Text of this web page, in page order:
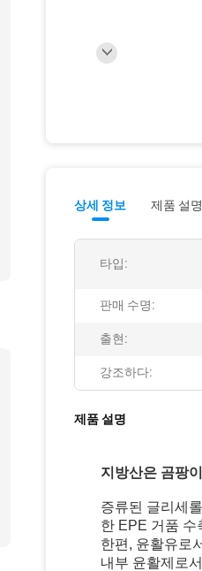
상세 정보 제품 설명
타입:
판매 수명:
출현:
강조하다:
제품 설명
지방산은 곰팡
증류된 글리세
한 EPE 거품 수
한편, 윤활유로
내부 윤활제로